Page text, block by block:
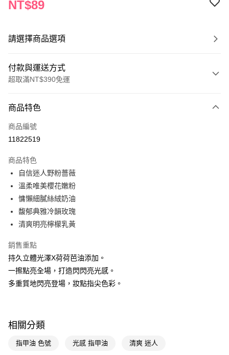
NT$89
請選擇商品選項
付款與運送方式
超取滿NT$390免運
POYA支付
信用卡一次付款
LINE Pay
Apple Pay
街口支付
悠遊付
Google Pay
【關於「AFTEE先享後付」】
２．便利：只要手機號碼，簡訊認證，即可結帳。
運送方式
全家取貨付款
商品特色
商品編號
11822519
商品特色
自信迷人野粉薔薇
溫柔唯美櫻花嫩粉
慵懶細膩絲絨奶油
馥郁典雅冷韻玫瑰
清爽明亮檸檬乳黃
銷售重點
持久立體光澤X荷荷芭油添加。
一擦點亮全場，打造閃閃亮光感。
多重質地閃亮登場，妝點指尖色彩。
相關分類
指甲油 色號 光感 指甲油 清爽 迷人